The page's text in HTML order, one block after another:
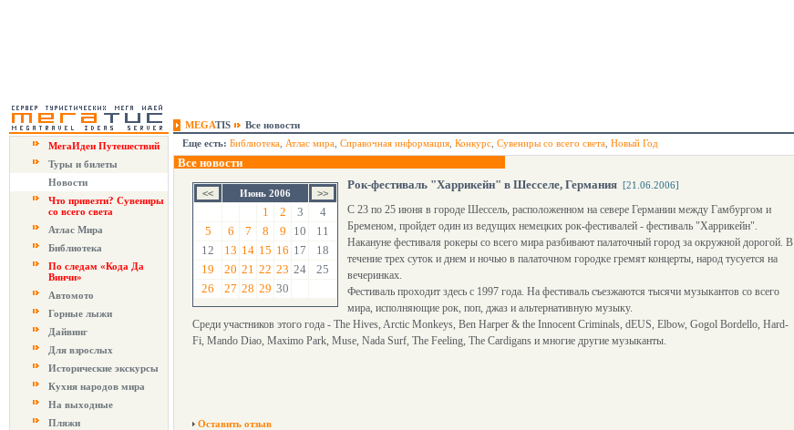
MEGATIS
Все новости
МегаИдеи Путешествий
Туры и билеты
Новости
Что привезти? Сувениры
со всего света
Атлас Мира
Библиотека
По следам «Кода Да
Винчи»
Автомото
Горные лыжи
Дайвинг
Для взрослых
Исторические экскурсы
Кухня народов мира
На выходные
Пляжи
Еще есть: Библиотека Атлас мира Справочная информация Конкурс Сувениры со всего света Новый Год
Все новости
Июнь 2006
1 2 3
4
5
6 7 8 9 10
11
12
13 14 15 16 17
18
19
20 21 22 23 24
25
26
27 28 29 30
Рок-фестиваль "Харрикейн" в Шесселе, Германия [21.06.2006]
С 23 по 25 июня в городе Шессель, расположенном на севере Германии между Гамбургом и
Бременом, пройдет один из ведущих немецких рок-фестивалей - фестиваль "Харрикейн".
Накануне фестиваля рокеры со всего мира разбивают палаточный город за окружной дорогой. В
течение трех суток и днем и ночью в палаточном городке гремят концерты, народ тусуется на
вечеринках.
Фестиваль проходит здесь с 1997 года. На фестиваль съезжаются тысячи музыкантов со всего
мира, исполняющие рок, поп, джаз и альтернативную музыку.
Среди участников этого года - The Hives, Arctic Monkeys, Ben Harper & the Innocent Criminals, dEUS, Elbow, Gogol Bordello, Hard-
Fi, Mando Diao, Maximo Park, Muse, Nada Surf, The Feeling, The Cardigans и многие другие музыканты.
Оставить отзыв